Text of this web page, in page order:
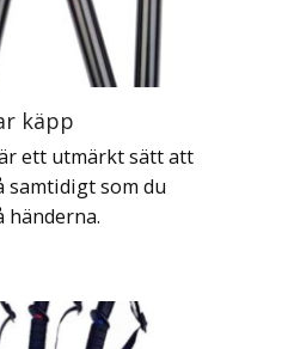
käpp
ett utmärkt sätt att
samtidigt som du
händerna.